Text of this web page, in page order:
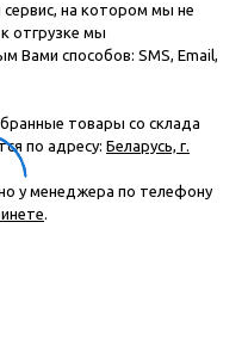
на котором мы не
отгрузке мы
Вами способов: SMS, Email,
товары со склада
по адресу: Беларусь, г.
у менеджера по телефону
.